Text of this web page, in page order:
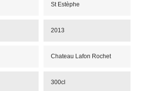
St Estèphe
2013
Chateau Lafon Rochet
300cl